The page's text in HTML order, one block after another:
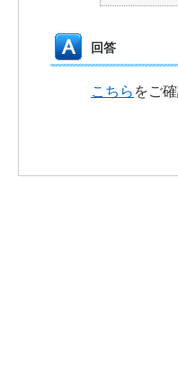
回答
こちら をご